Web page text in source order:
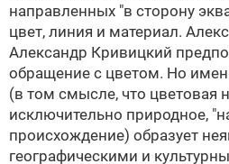
направленных "в сторону
цвет, линия и материал.
Александр Кривицкий
обращение с цветом. Но
(в том смысле, что цветовая
исключительно природное,
происхождение) образует
географическими и